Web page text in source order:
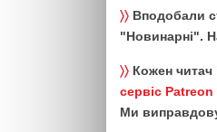
〉〉 Вподобали
"Новинарні".
〉〉 Кожен читач
сервіс Patreon
Ми